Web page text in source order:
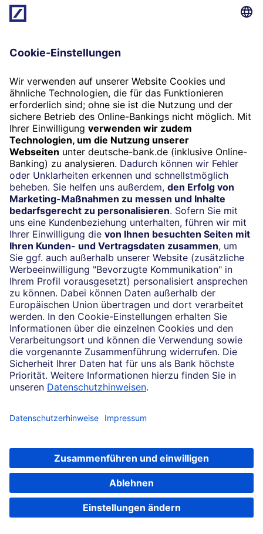
Das könnte Sie auch
interessieren
Kunden empfehlen Kunden
Sind Sie mit der Deutschen Bank zufrieden und
möchten Sie uns weiterempfehlen, belohnen wir Ihre
Treue mit attraktiven Prämien. Welche das sind,
erfahren Sie hier.